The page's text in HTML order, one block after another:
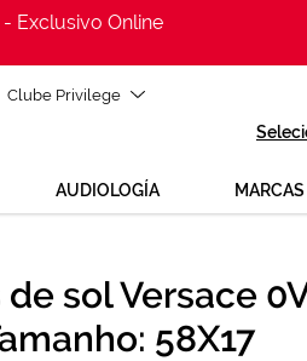
Exclusivo Online
Clube Privilege
AUDIOLOGÍA MARCAS
€
€
sol Versace
58X17